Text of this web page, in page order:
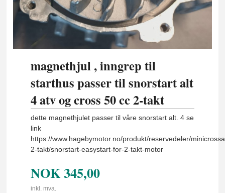
magnethjul , inngrep til
starthus passer til snorstart alt
4 atv og cross 50 cc 2-takt
dette magnethjulet passer til våre snorstart alt. 4 se
link
https://www.hagebymotor.no/produkt/reservedeler/
2-takt/snorstart-easystart-for-2-takt-motor
NOK345,00
inkl. mva.